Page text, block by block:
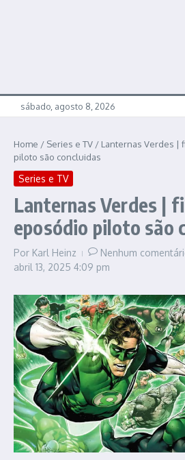
sábado, agosto 8, 2026
Home / Series e TV / Lanternas Verdes |
piloto são concluidas
Series e TV
Lanternas Verdes |
eposódio piloto são
Por Karl Heinz
Nenhum
abril 13, 2025 4:09 pm